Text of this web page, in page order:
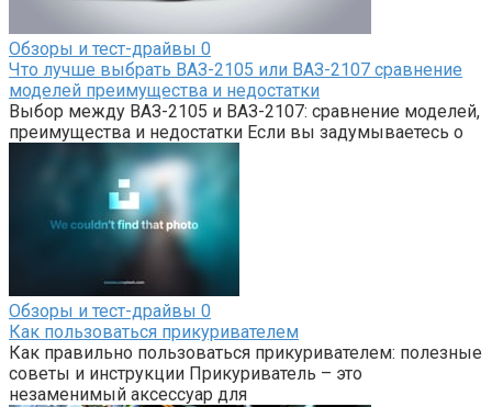
Обзоры и тест-драйвы 0
Что лучше выбрать ВАЗ-2105 или ВАЗ-2107 сравнение
моделей преимущества и недостатки
Выбор между ВАЗ-2105 и ВАЗ-2107: сравнение моделей,
преимущества и недостатки Если вы задумываетесь о
Обзоры и тест-драйвы 0
Как пользоваться прикуривателем
Как правильно пользоваться прикуривателем: полезные
советы и инструкции Прикуриватель – это
незаменимый аксессуар для